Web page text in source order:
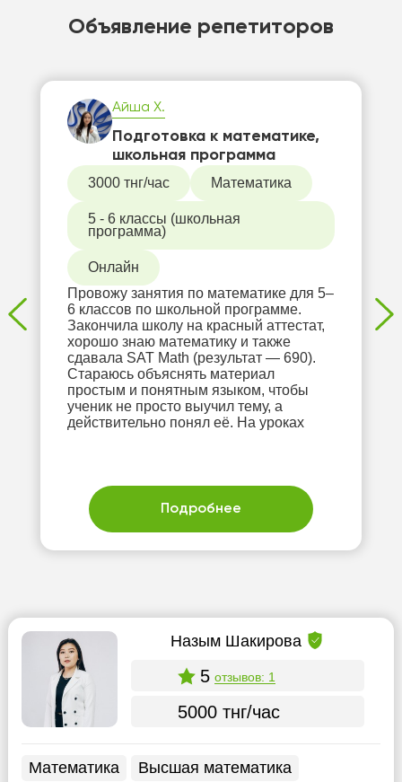
Объявление репетиторов
Айша Х.
Подготовка к математике,
школьная программа
3000 тнг/час Математика
5 - 6 классы (школьная
программа)
Онлайн
Провожу занятия по математике для 5–
6 классов по школьной программе.
Закончила школу на красный аттестат,
хорошо знаю математику и также
сдавала SAT Math (результат — 690).
Стараюсь объяснять материал
простым и понятным языком, чтобы
ученик не просто выучил тему, а
действительно понял её. На уроках
Подробнее
Назым Шакирова
5 отзывов: 1
5000 тнг/час
Математика
Высшая математика